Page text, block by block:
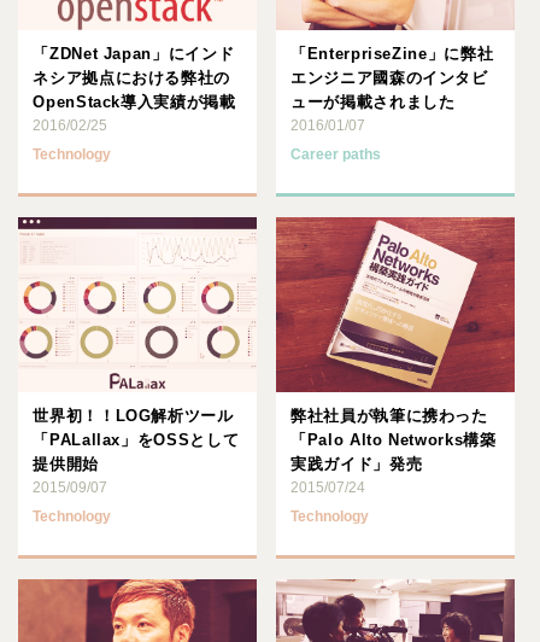
「ZDNet Japan」にインド
ネシア拠点における弊社の
OpenStack導入実績が掲載
されました
2016/02/25
Technology
「EnterpriseZine」に弊社
エンジニア國森のインタビ
ューが掲載されました
2016/01/07
Career paths
世界初！！LOG解析ツール
「PALallax」をOSSとして
提供開始
2015/09/07
Technology
弊社社員が執筆に携わった
「Palo Alto Networks構築
実践ガイド」発売
2015/07/24
Technology